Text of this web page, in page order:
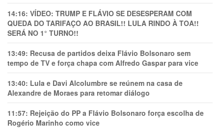
14:16: VÍDEO: TRUMP E FLÁVIO SE DESESPERAM COM
QUEDA DO TARIFAÇO AO BRASIL!! LULA RINDO À TOA!!
SERÁ NO 1° TURNO!!
13:49: Recusa de partidos deixa Flávio Bolsonaro sem
tempo de TV e força chapa com Alfredo Gaspar para vice
13:40: Lula e Davi Alcolumbre se reúnem na casa de
Alexandre de Moraes para retomar diálogo
11:57: Rejeição do PP a Flávio Bolsonaro força escolha de
Rogério Marinho como vice